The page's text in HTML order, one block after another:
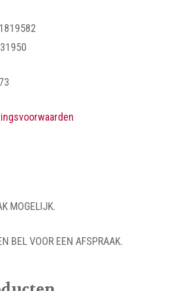
MOGELIJK.
BEL VOOR EEN AFSPRAAK.